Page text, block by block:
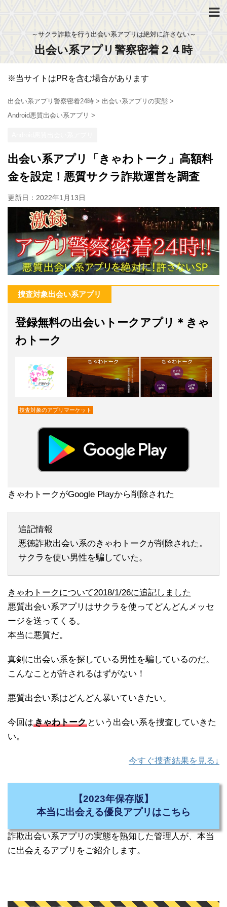
～サクラ詐欺を行う出会い系アプリは絶対に許さない～
出会い系アプリ警察密着２４時
※当サイトはPRを含む場合があります
出会い系アプリ警察密着24時 > 出会い系アプリの実態 >
Android悪質出会い系アプリ >
出会い系アプリ「きゃわトーク」高額料
金を設定！悪質サクラ詐欺運営を調査
更新日： 2022年1月13日
捜査対象出会い系アプリ
登録無料の出会いトークアプリ＊きゃ
わトーク
捜査対象のアプリマーケット
きゃわトークがGoogle Playから削除された
追記情報
悪徳詐欺出会い系のきゃわトークが削除された。
サクラを使い男性を騙していた。
きゃわトークについて2018/1/26に追記しました
悪質出会い系アプリはサクラを使ってどんどんメッセ
ージを送ってくる。
本当に悪質だ。
真剣に出会い系を探している男性を騙しているのだ。
こんなことが許されるはずがない！
悪質出会い系はどんどん暴いていきたい。
今回はきゃわトーク という出会い系を捜査していきた
い。
今すぐ捜査結果を見る↓
【2023年保存版】
本当に出会える優良アプリはこちら
詐欺出会い系アプリの実態を熟知した管理人が、本当
に出会えるアプリをご紹介します。